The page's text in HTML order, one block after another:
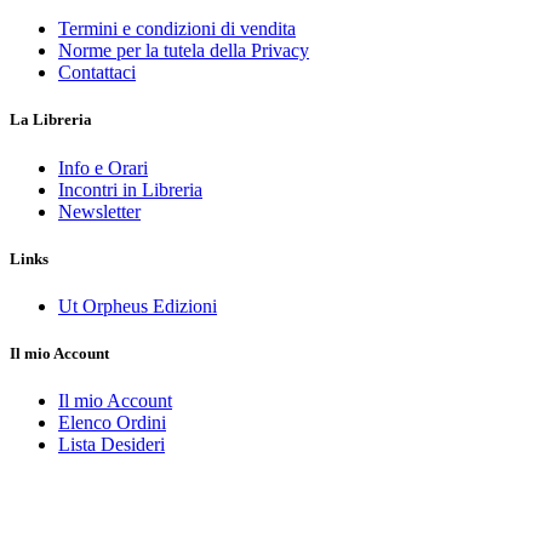
Termini e condizioni di vendita
Norme per la tutela della Privacy
Contattaci
La Libreria
Info e Orari
Incontri in Libreria
Newsletter
Links
Ut Orpheus Edizioni
Il mio Account
Il mio Account
Elenco Ordini
Lista Desideri